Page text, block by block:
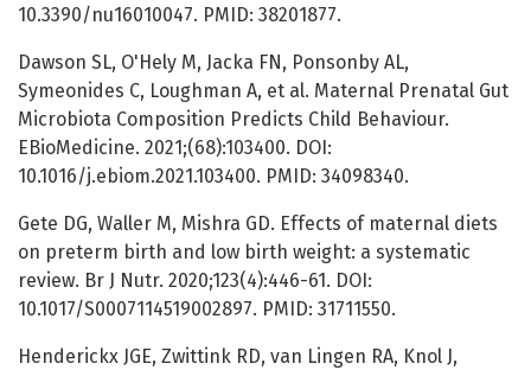
10.3390/nu16010047. PMID: 38201877.
Dawson SL, O'Hely M, Jacka FN, Ponsonby AL,
Symeonides C, Loughman A, et al. Maternal Prenatal Gut
Microbiota Composition Predicts Child Behaviour.
EBioMedicine. 2021;(68):103400. DOI:
10.1016/j.ebiom.2021.103400. PMID: 34098340.
Gete DG, Waller M, Mishra GD. Effects of maternal diets
on preterm birth and low birth weight: a systematic
review. Br J Nutr. 2020;123(4):446-61. DOI:
10.1017/S0007114519002897. PMID: 31711550.
Henderickx JGE, Zwittink RD, van Lingen RA, Knol J,